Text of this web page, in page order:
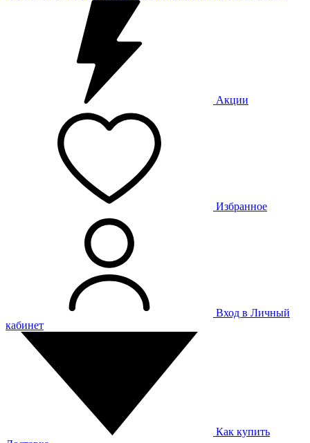
Акции
Избранное
Вход в Личный
кабинет
Как купить